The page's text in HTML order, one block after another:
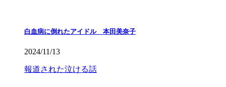
白血病に倒れたアイドル 本田美奈子
2024/11/13
報道された泣ける話